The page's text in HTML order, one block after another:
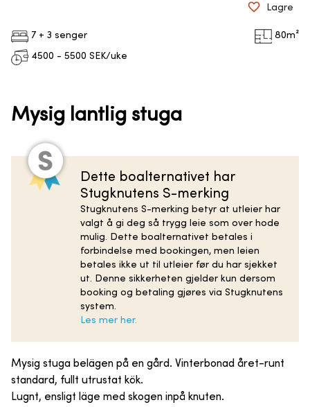
7 + 3 senger 80m²
4500 - 5500 SEK/uke
Lagre
Mysig lantlig stuga
Dette boalternativet har
Stugknutens S-merking
Stugknutens S-merking betyr at utleier har
valgt å gi deg så trygg leie som over hode
mulig. Dette boalternativet betales i
forbindelse med bookingen, men leien
betales ikke ut til utleier før du har sjekket
ut. Denne sikkerheten gjelder kun dersom
booking og betaling gjøres via Stugknutens
system.
Les mer her.
Mysig stuga belägen på en gård. Vinterbonad året-runt
standard, fullt utrustat kök.
Lugnt, ensligt läge med skogen inpå knuten.